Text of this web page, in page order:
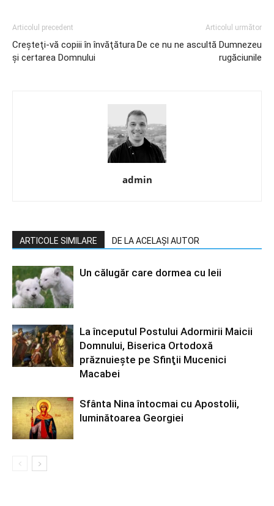
Articolul precedent
Creşteţi-vă copiii în învăţătura
şi certarea Domnului
Articolul următor
De ce nu ne ascultă Dumnezeu
rugăciunile
admin
ARTICOLE SIMILARE DE LA ACELAȘI AUTOR
Un călugăr care dormea cu leii
La începutul Postului Adormirii Maicii
Domnului, Biserica Ortodoxă
prăznuiește pe Sfinţii Mucenici
Macabei
Sfânta Nina întocmai cu Apostolii,
luminătoarea Georgiei